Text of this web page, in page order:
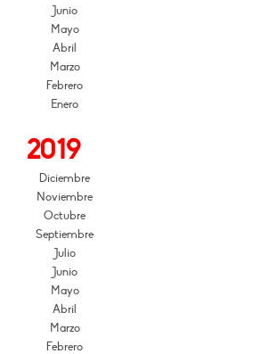
Junio
Mayo
Abril
Marzo
Febrero
Enero
2019
Diciembre
Noviembre
Octubre
Septiembre
Julio
Junio
Mayo
Abril
Marzo
Febrero